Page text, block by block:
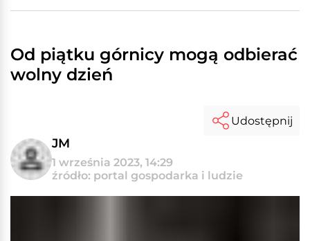
Od piątku górnicy mogą odbierać
wolny dzień
JM
1 września 2023, 14:29
źródło: portal gospodarka i ludzie
Udostępnij